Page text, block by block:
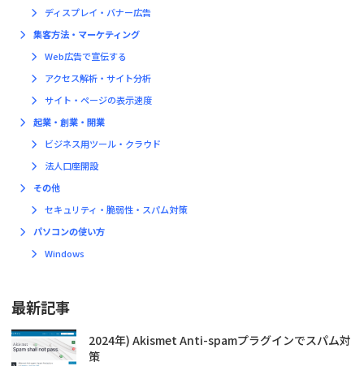
ディスプレイ・バナー広告
集客方法・マーケティング
Web広告で宣伝する
アクセス解析・サイト分析
サイト・ページの表示速度
起業・創業・開業
ビジネス用ツール・クラウド
法人口座開設
その他
セキュリティ・脆弱性・スパム対策
パソコンの使い方
Windows
最新記事
2024年) Akismet Anti-spamプラグインでスパム対
策